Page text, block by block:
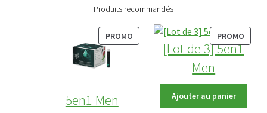
Produits recommandés
PROMOPRODUIT
EN
5en1 Men
PROMO
EN
[Lot de 3] 5en1
Men
disponible
Ajouter au panier